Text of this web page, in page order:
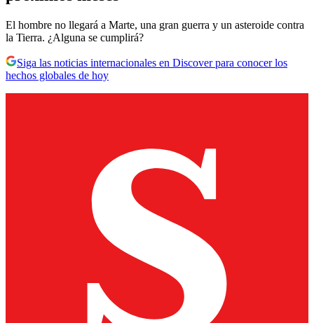
El hombre no llegará a Marte, una gran guerra y un asteroide contra
la Tierra. ¿Alguna se cumplirá?
Siga las noticias internacionales en Discover para conocer los
hechos globales de hoy